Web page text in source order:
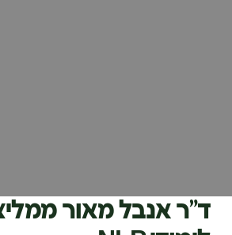
ד”ר אנבל מאור